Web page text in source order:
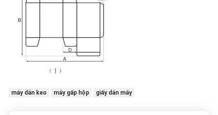
máy dán keo máy gấp hộp giấy dán máy